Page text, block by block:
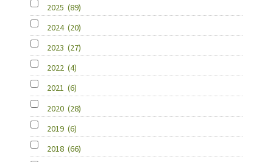
2025 (89)
2024 (20)
2023 (27)
2022 (4)
2021 (6)
2020 (28)
2019 (6)
2018 (66)